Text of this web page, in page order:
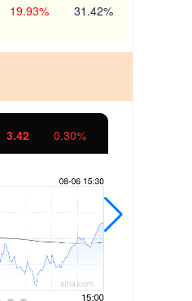
19.93% 31.42%
3.42 0.30%